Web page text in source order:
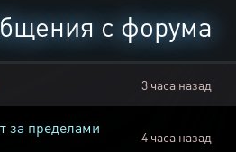
с форума
3 часа назад
за пределами
4 часа назад